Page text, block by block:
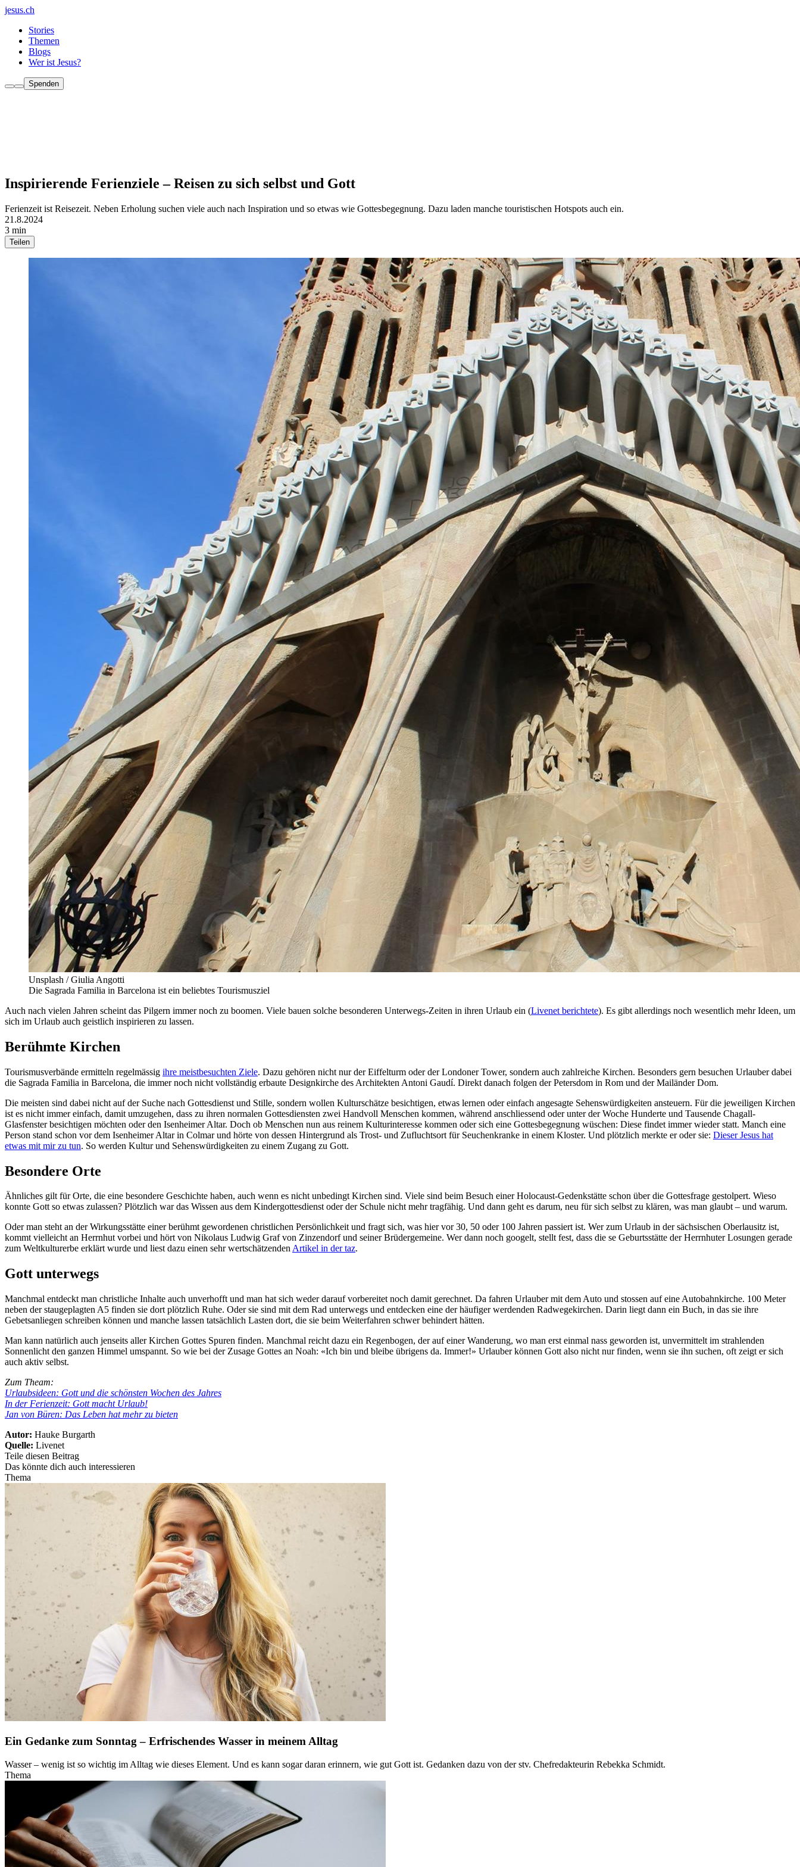
jesus.ch
Stories
Themen
Blogs
Wer ist Jesus?
Spenden
Inspirierende Ferienziele – Reisen zu sich selbst und Gott
Ferienzeit ist Reisezeit. Neben Erholung suchen viele auch nach Inspiration und so etwas wie Gottesbegegnung. Dazu laden manche touristischen Hotspots auch ein.
21.8.2024
3 min
Teilen
Unsplash / Giulia Angotti
Die Sagrada Familia in Barcelona ist ein beliebtes Tourismusziel
Auch nach vielen Jahren scheint das Pilgern immer noch zu boomen. Viele bauen solche besonderen Unterwegs-Zeiten in ihren Urlaub ein (Livenet berichtete). Es gibt allerdings noch wesentlich mehr Ideen, um
sich im Urlaub auch geistlich inspirieren zu lassen.
Berühmte Kirchen
Tourismusverbände ermitteln regelmässig ihre meistbesuchten Ziele. Dazu gehören nicht nur der Eiffelturm oder der Londoner Tower, sondern auch zahlreiche Kirchen. Besonders gern besuchen Urlauber dabei
die Sagrada Familia in Barcelona, die immer noch nicht vollständig erbaute Designkirche des Architekten Antoni Gaudí. Direkt danach folgen der Petersdom in Rom und der Mailänder Dom.
Die meisten sind dabei nicht auf der Suche nach Gottesdienst und Stille, sondern wollen Kulturschätze besichtigen, etwas lernen oder einfach angesagte Sehenswürdigkeiten ansteuern. Für die jeweiligen Kirchen
ist es nicht immer einfach, damit umzugehen, dass zu ihren normalen Gottesdiensten zwei Handvoll Menschen kommen, während anschliessend oder unter der Woche Hunderte und Tausende Chagall-
Glasfenster besichtigen möchten oder den Isenheimer Altar. Doch ob Menschen nun aus reinem Kulturinteresse kommen oder sich eine Gottesbegegnung wüschen: Diese findet immer wieder statt. Manch eine
Person stand schon vor dem Isenheimer Altar in Colmar und hörte von dessen Hintergrund als Trost- und Zufluchtsort für Seuchenkranke in einem Kloster. Und plötzlich merkte er oder sie: Dieser Jesus hat
etwas mit mir zu tun. So werden Kultur und Sehenswürdigkeiten zu einem Zugang zu Gott.
Besondere Orte
Ähnliches gilt für Orte, die eine besondere Geschichte haben, auch wenn es nicht unbedingt Kirchen sind. Viele sind beim Besuch einer Holocaust-Gedenkstätte schon über die Gottesfrage gestolpert. Wieso
konnte Gott so etwas zulassen? Plötzlich war das Wissen aus dem Kindergottesdienst oder der Schule nicht mehr tragfähig. Und dann geht es darum, neu für sich selbst zu klären, was man glaubt – und warum.
Oder man steht an der Wirkungsstätte einer berühmt gewordenen christlichen Persönlichkeit und fragt sich, was hier vor 30, 50 oder 100 Jahren passiert ist. Wer zum Urlaub in der sächsischen Oberlausitz ist,
kommt vielleicht an Herrnhut vorbei und hört von Nikolaus Ludwig Graf von Zinzendorf und seiner Brüdergemeine. Wer dann noch googelt, stellt fest, dass die se Geburtsstätte der Herrnhuter Losungen gerade
zum Weltkulturerbe erklärt wurde und liest dazu einen sehr wertschätzendenArtikel in der taz.
Gott unterwegs
Manchmal entdeckt man christliche Inhalte auch unverhofft und man hat sich weder darauf vorbereitet noch damit gerechnet. Da fahren Urlauber mit dem Auto und stossen auf eine Autobahnkirche. 100 Meter
neben der staugeplagten A5 finden sie dort plötzlich Ruhe. Oder sie sind mit dem Rad unterwegs und entdecken eine der häufiger werdenden Radwegekirchen. Darin liegt dann ein Buch, in das sie ihre
Gebetsanliegen schreiben können und manche lassen tatsächlich Lasten dort, die sie beim Weiterfahren schwer behindert hätten.
Man kann natürlich auch jenseits aller Kirchen Gottes Spuren finden. Manchmal reicht dazu ein Regenbogen, der auf einer Wanderung, wo man erst einmal nass geworden ist, unvermittelt im strahlenden
Sonnenlicht den ganzen Himmel umspannt. So wie bei der Zusage Gottes an Noah: «Ich bin und bleibe übrigens da. Immer!» Urlauber können Gott also nicht nur finden, wenn sie ihn suchen, oft zeigt er sich
auch aktiv selbst.
Zum Theam:
Urlaubsideen: Gott und die schönsten Wochen des Jahres
In der Ferienzeit: Gott macht Urlaub!
Jan von Büren: Das Leben hat mehr zu bieten
Autor: Hauke Burgarth
Quelle: Livenet
Teile diesen Beitrag
Das könnte dich auch interessieren
Thema
Ein Gedanke zum Sonntag – Erfrischendes Wasser in meinem Alltag
Wasser – wenig ist so wichtig im Alltag wie dieses Element. Und es kann sogar daran erinnern, wie gut Gott ist. Gedanken dazu von der stv. Chefredakteurin Rebekka Schmidt.
Thema